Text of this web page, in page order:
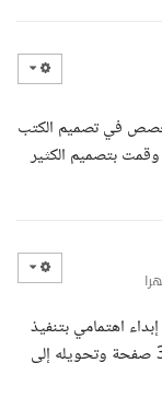
في تصميم الكتب
وقمت بتصميم الكثير
اهتمامي بتنفيذ
طلبكم المتمثل في تنسيق ملف Word مكون من 30 صفحة وتحويله إلى